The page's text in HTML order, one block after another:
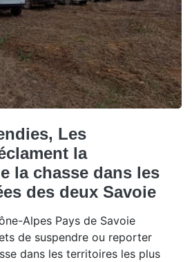
Les
la
la chasse dans les
des deux Savoie
Alpes Pays de Savoie
de suspendre ou reporter
dans les territoires les plus